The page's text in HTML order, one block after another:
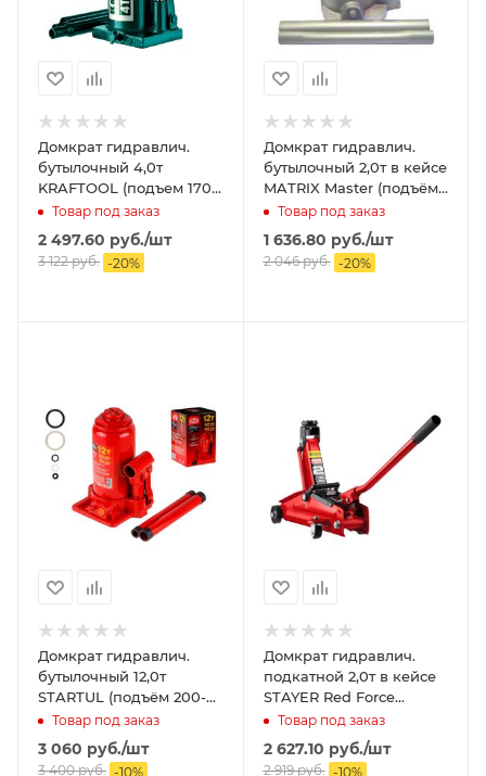
Домкрат гидравлич.
бутылочный 4,0т
KRAFTOOL (подъем 170-
240мм, двухштоковый)
Товар под заказ
2 497.60 руб./шт
3 122руб. -20%
Домкрат гидравлич.
бутылочный 2,0т в кейсе
MATRIX Master (подъём
181-345мм)
Товар под заказ
1 636.80 руб./шт
2 046руб. -20%
Домкрат гидравлич.
бутылочный 12,0т
STARTUL (подъём 200-
405мм)
Товар под заказ
3 060 руб./шт
3 400руб. -10%
Домкрат гидравлич.
подкатной 2,0т в кейсе
STAYER Red Force
(подъём 130-350мм)
Товар под заказ
2 627.10 руб./шт
2 919руб. -10%